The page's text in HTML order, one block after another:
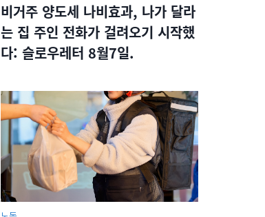
비거주 양도세 나비효과, 나가 달라
는 집 주인 전화가 걸려오기 시작했
다: 슬로우레터 8월7일.